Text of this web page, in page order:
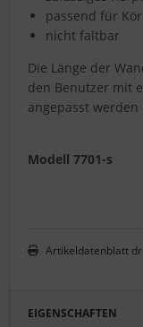
passend für
nicht faltbar
Die Länge der
den Benutzer mit
angepasst werden
Modell 7701-s
Artikeldatenblatt
EIGENSCHAFTEN